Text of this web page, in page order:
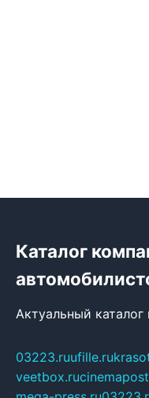
Каталог
Актуальный
03223.ruufille.ru
veetbox.ru